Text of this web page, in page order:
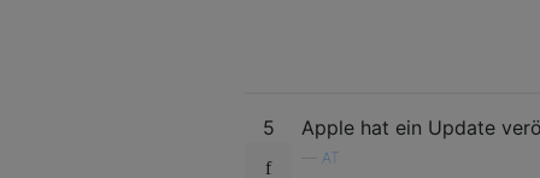
5 Apple hat ein Update
AT